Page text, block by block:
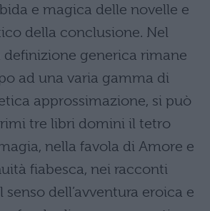
e magica delle novelle e
della conclusione. Nel
definizione generica rimane
ad una varia gamma di
approssimazione, si può
tre libri domini il tetro
nella favola di Amore e
fiabesca, nei racconti
dell’avventura eroica e